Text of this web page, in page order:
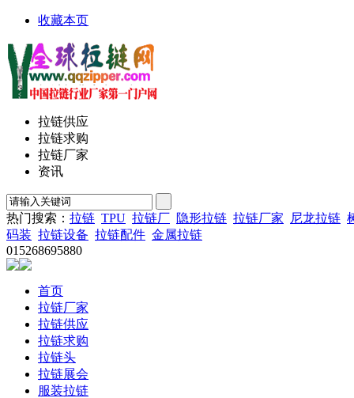
收藏本页
拉链供应
拉链求购
拉链厂家
资讯
热门搜索： 拉链 TPU 拉链厂 隐形拉链 拉链厂家 尼龙拉链
码装 拉链设备 拉链配件 金属拉链
015268695880
首页
拉链厂家
拉链供应
拉链求购
拉链头
拉链展会
服装拉链